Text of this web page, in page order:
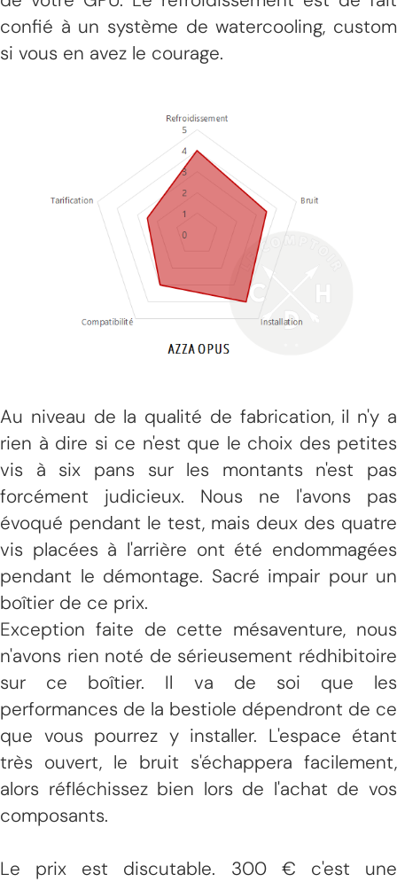
confié à un système de watercooling, custom
si vous en avez le courage.
Au niveau de la qualité de fabrication, il n'y a
rien à dire si ce n'est que le choix des petites
vis à six pans sur les montants n'est pas
forcément judicieux. Nous ne l'avons pas
évoqué pendant le test, mais deux des quatre
vis placées à l'arrière ont été endommagées
pendant le démontage. Sacré impair pour un
boîtier de ce prix.
Exception faite de cette mésaventure, nous
n'avons rien noté de sérieusement rédhibitoire
sur ce boîtier. Il va de soi que les
performances de la bestiole dépendront de ce
que vous pourrez y installer. L'espace étant
très ouvert, le bruit s'échappera facilement,
alors réfléchissez bien lors de l'achat de vos
composants.
Le prix est discutable. 300 € c'est une